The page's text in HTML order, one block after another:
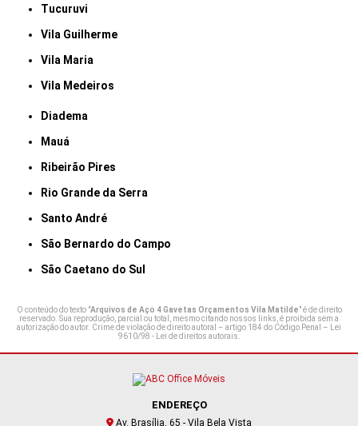
Tucuruvi
Vila Guilherme
Vila Maria
Vila Medeiros
Diadema
Mauá
Ribeirão Pires
Rio Grande da Serra
Santo André
São Bernardo do Campo
São Caetano do Sul
O conteúdo do texto "Arquivos de Aço 4 Gavetas Orçamentos Vila Matilde" é de direito
reservado. Sua reprodução, parcial ou total, mesmo citando nossos links, é proibida sem a
autorização do autor. Crime de violação de direito autoral – artigo 184 do Código Penal – Lei
9610/98 - Lei de direitos autorais.
ENDEREÇO
Av. Brasília, 65 - Vila Bela Vista